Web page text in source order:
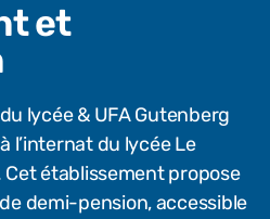
et
lycée & UFA Gutenberg
l’internat du lycée Le
établissement propose
demi-pension, accessible